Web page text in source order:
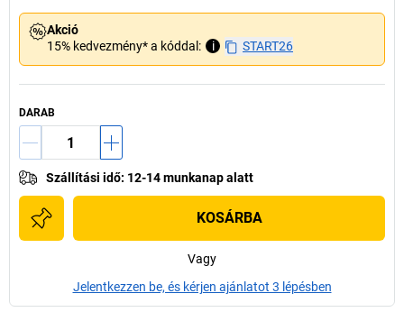
Akció
15% kedvezmény* a kóddal:
i START26
DARAB
Szállítási idő: 12-14 munkanap alatt
KOSÁRBA
Vagy
Jelentkezzen be, és kérjen ajánlatot 3 lépésben